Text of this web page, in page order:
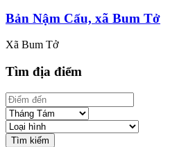
Bản Nậm Cấu, xã Bum Tở
Xã Bum Tở
Tìm địa điểm
Tìm kiếm